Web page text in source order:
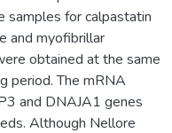
samples for calpastatin
and myofibrillar
obtained at the same
period. The mRNA
and DNAJA1 genes
Although Nellore